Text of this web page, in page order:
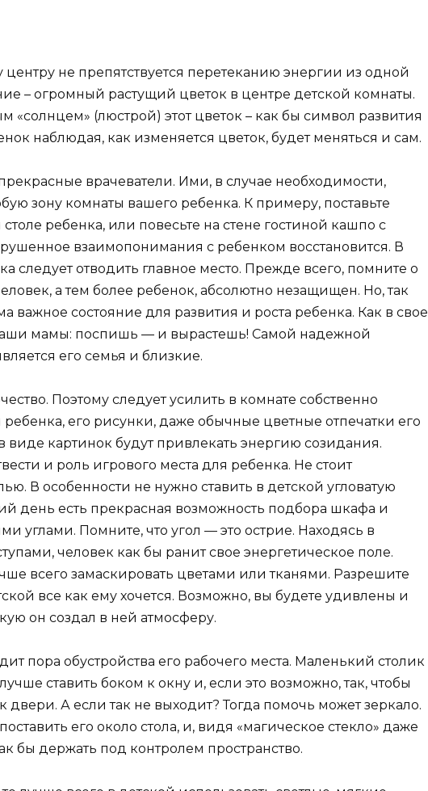
не препятствуется перетеканию энергии из одной
– огромный растущий цветок в центре детской комнаты.
«солнцем» (люстрой) этот цветок – как бы символ развития
наблюдая, как изменяется цветок, будет меняться и сам.
врачеватели. Ими, в случае необходимости,
зону комнаты вашего ребенка. К примеру, поставьте
ребенка, или повесьте на стене гостиной кашпо с
взаимопонимания с ребенком восстановится. В
следует отводить главное место. Прежде всего, помните о
а тем более ребенок, абсолютно незащищен. Но, так
важное состояние для развития и роста ребенка. Как в свое
мамы: поспишь — и вырастешь! Самой надежной
его семья и близкие.
Поэтому следует усилить в комнате собственно
его рисунки, даже обычные цветные отпечатки его
виде картинок будут привлекать энергию созидания.
и роль игрового места для ребенка. Не стоит
В особенности не нужно ставить в детской угловатую
день есть прекрасная возможность подбора шкафа и
углами. Помните, что угол — это острие. Находясь в
человек как бы ранит свое энергетическое поле.
всего замаскировать цветами или тканями. Разрешите
все как ему хочется. Возможно, вы будете удивлены и
он создал в ней атмосферу.
пора обустройства его рабочего места. Маленький столик
ставить боком к окну и, если это возможно, так, чтобы
А если так не выходит? Тогда помочь может зеркало.
его около стола, и, видя «магическое стекло» даже
бы держать под контролем пространство.